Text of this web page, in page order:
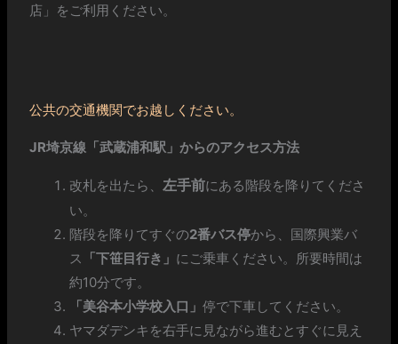
店」をご利用ください。
公共の交通機関でお越しください。
JR埼京線「武蔵浦和駅」からのアクセス方法
改札を出たら、左手前にある階段を降りてくださ
い。
階段を降りてすぐの2番バス停から、国際興業バ
ス 「下笹目行き」 にご乗車ください。所要時間は
約10分です。
「美谷本小学校入口」停で下車してください。
ヤマダデンキを右手に見ながら進むとすぐに見え